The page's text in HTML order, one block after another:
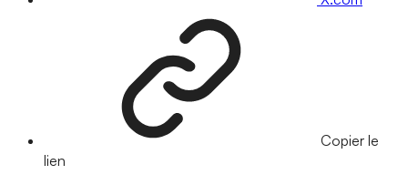
Copier le
lien